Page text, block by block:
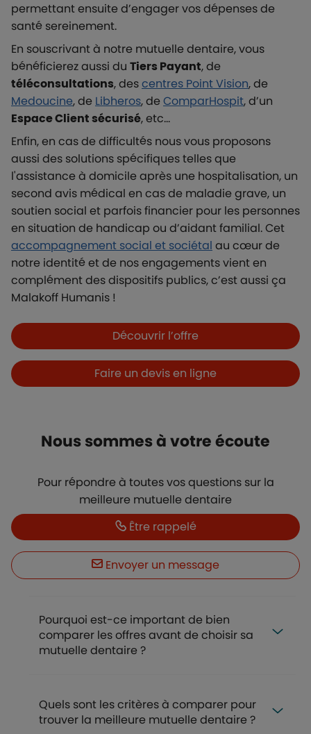
permettant ensuite d’engager vos dépenses de
santé sereinement.
En souscrivant à notre mutuelle dentaire, vous
bénéficierez aussi du Tiers Payant, de
téléconsultations, descentres Point Vision, de
Medoucine, de Libheros, deComparHospit, d’un
Espace Client sécurisé, etc…
Enfin, en cas de difficultés nous vous proposons
aussi des solutions spécifiques telles que
l'assistance à domicile après une hospitalisation, un
second avis médical en cas de maladie grave, un
soutien social et parfois financier pour les personnes
en situation de handicap ou d’aidant familial. Cet
accompagnement social et sociétal au cœur de
notre identité et de nos engagements vient en
complément des dispositifs publics, c’est aussi ça
Malakoff Humanis !
Boutons et liens
Découvrir l’offre
Faire un devis en ligne
Nous sommes à votre écoute
Pour répondre à toutes vos questions sur la
meilleure mutuelle dentaire
Boutons et liens
Être rappelé
Envoyer un message
Pourquoi est-ce important de bien
comparer les offres avant de choisir sa
mutuelle dentaire ?
Quels sont les critères à comparer pour
trouver la meilleure mutuelle dentaire ?